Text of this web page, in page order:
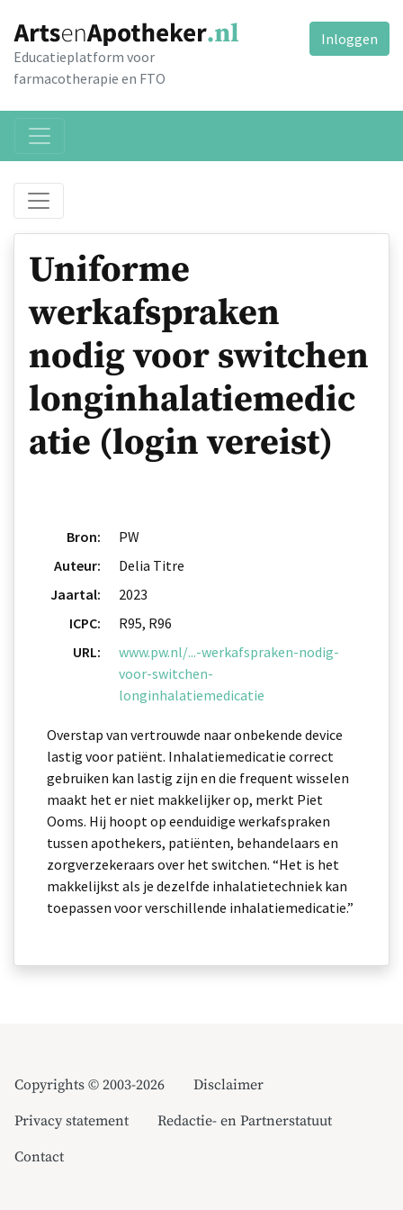
Educatieplatform voor
farmacotherapie en FTO
Inloggen
Uniforme
werkafspraken
nodig voor switchen
longinhalatiemedic
atie (login vereist)
Bron:
PW
Auteur:
Delia Titre
Jaartal:
2023
ICPC:
R95, R96
URL:
www.pw.nl/...-werkafspraken-nodig-
voor-switchen-
longinhalatiemedicatie
Overstap van vertrouwde naar onbekende device
lastig voor patiënt. Inhalatiemedicatie correct
gebruiken kan lastig zijn en die frequent wisselen
maakt het er niet makkelijker op, merkt Piet
Ooms. Hij hoopt op eenduidige werkafspraken
tussen apothekers, patiënten, behandelaars en
zorgverzekeraars over het switchen. “Het is het
makkelijkst als je dezelfde inhalatietechniek kan
toepassen voor verschillende inhalatiemedicatie.”
Copyrights © 2003-2026
Disclaimer
Privacy statement
Redactie- en Partnerstatuut
Contact